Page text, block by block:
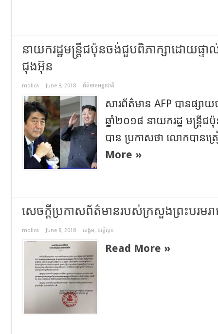
នាយករដ្ឋមន្ត្រីជប៉ុនចង់ជួបពិភាក្សាដោយផ្
ជុងអ៊ុន
molica June 8, 2018 ព័ត៌មានអន្តរជាតិ
សារព័ត៌មាន AFP បានផ្សាយ
ឆ្នាំ២០១៨ នាយករដ្ឋ មន្ត្
បាន ប្រកាសថា លោកបាន
More »
សេចក្តីប្រកាសព័ត៌មានរបស់ក្រសួងព្រះបរមរា
molica June 8, 2018 សង្គម, សន្តិសុខ
Read More »